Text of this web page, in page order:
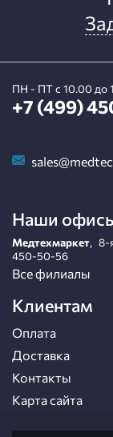
ПН - ПТ с 10.00 до
+7 (499)
Наши
Медтехмаркет, 8-
450-50-56
Все филиалы
Клиентам
Оплата
Доставка
Контакты
Карта сайта